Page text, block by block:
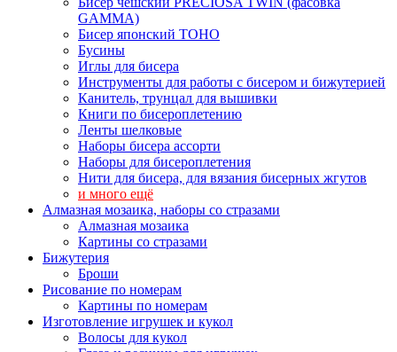
GAMMA)
Бисер японский TOHO
Бусины
Иглы для бисера
Инструменты для работы с бисером и бижутерией
Канитель, трунцал для вышивки
Книги по бисероплетению
Ленты шелковые
Наборы бисера ассорти
Наборы для бисероплетения
Нити для бисера, для вязания бисерных жгутов
и много ещё
Алмазная мозаика, наборы со стразами
Алмазная мозаика
Картины co стразами
Бижутерия
Броши
Рисование по номерам
Картины по номерам
Изготовление игрушек и кукол
Волосы для кукол